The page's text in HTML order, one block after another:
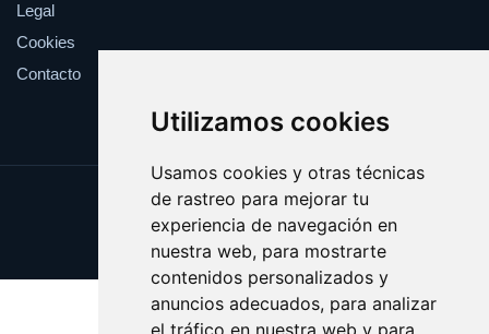
Utilizamos cookies
Usamos cookies y otras técnicas
de rastreo para mejorar tu
experiencia de navegación en
nuestra web, para mostrarte
contenidos personalizados y
anuncios adecuados, para analizar
el tráfico en nuestra web y para
Legal
Cookies
Contacto
Update cookies preferences
Copyright © 2025 creencia.es